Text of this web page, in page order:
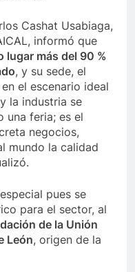
Cashat Usabiaga,
informó que
lugar más del 90 %
, y su sede, el
el escenario ideal
la industria se
una feria; es el
negocios,
mundo la calidad
pues se
para el sector, al
de la Unión
León, origen de la